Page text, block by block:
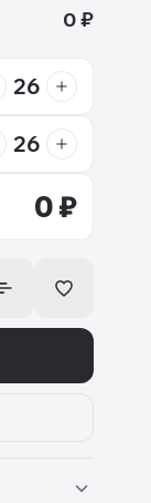
0₽
26
26
0₽